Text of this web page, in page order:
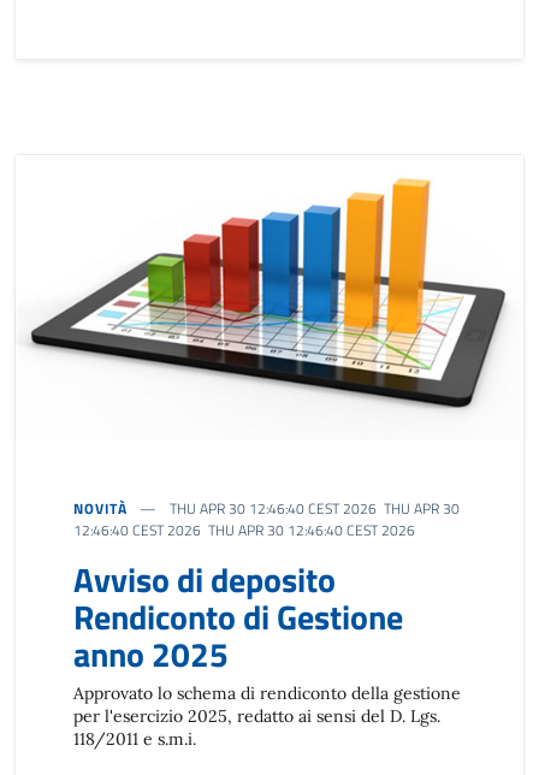
NOVITÀ
THU APR 30 12:46:40 CEST 2026 THU APR 30
12:46:40 CEST 2026 THU APR 30 12:46:40 CEST 2026
Avviso di deposito
Rendiconto di Gestione
anno 2025
Approvato lo schema di rendiconto della gestione
per l'esercizio 2025, redatto ai sensi del D. Lgs.
118/2011 e s.m.i.